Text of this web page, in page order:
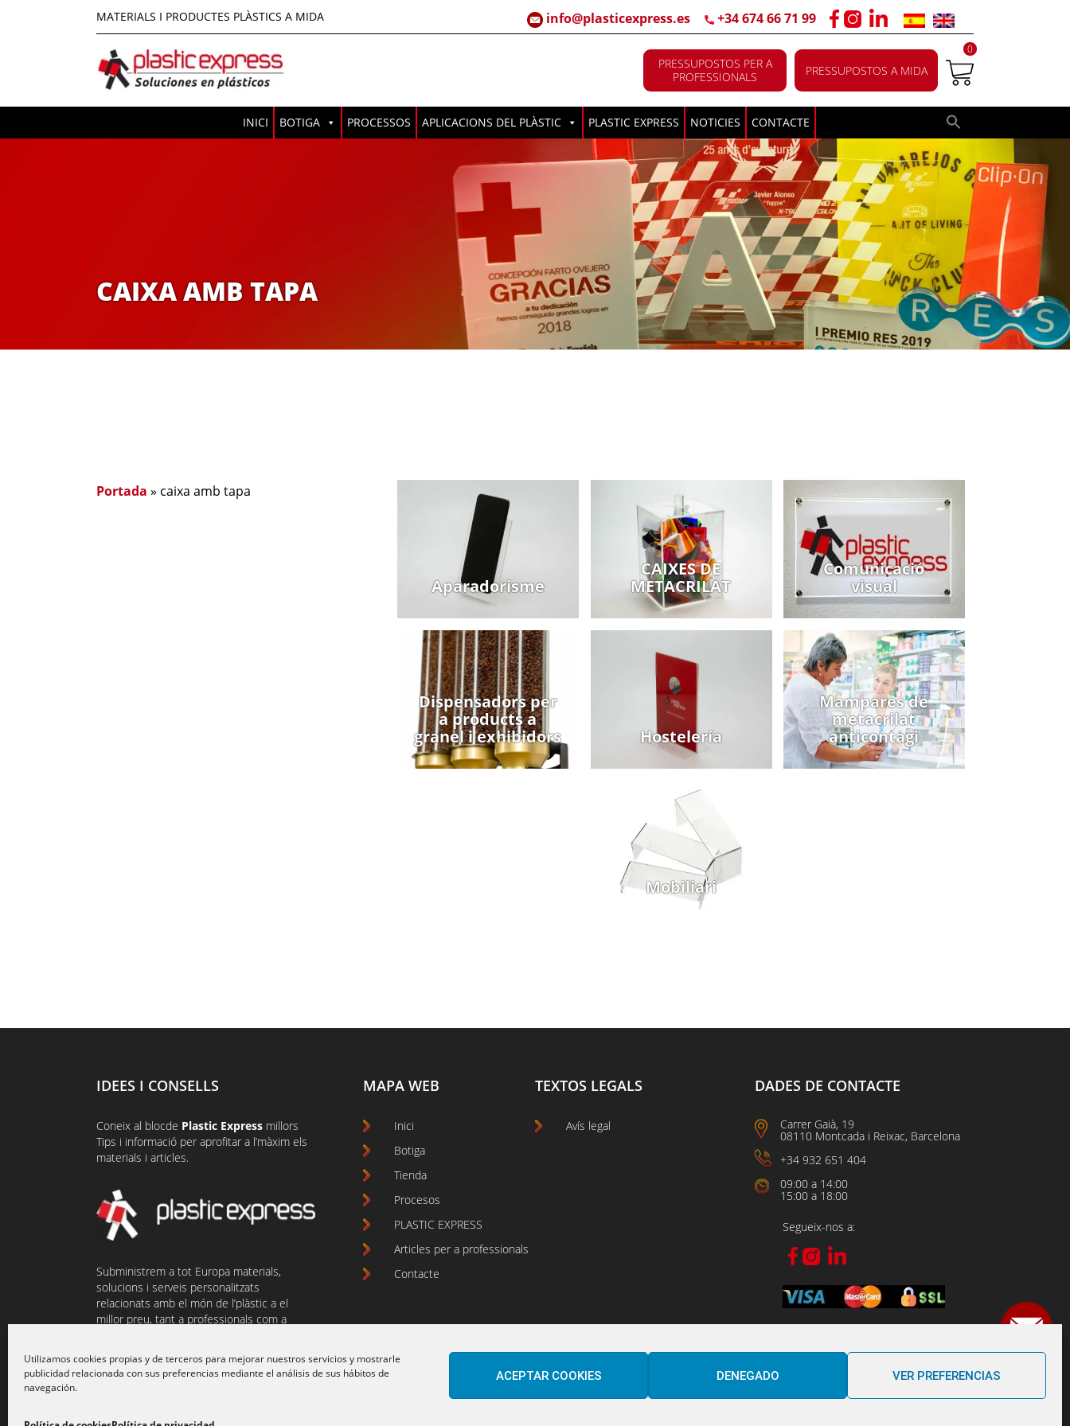
Utilizamos cookies propias y de terceros para mejorar nuestros servicios y mostrarle
publicidad relacionada con sus preferencias mediante el análisis de sus hábitos de
navegación.
ACEPTAR COOKIES DENEGADO VER PREFERENCIAS
MATERIALS I PRODUCTES PLÀSTICS A MIDA info@plasticexpress.es +34 674 66 71 99
PRESSUPOSTOS PER A
PROFESSIONALS
PRESSUPOSTOS A MIDA
0
INICI BOTIGA PROCESSOS APLICACIONS DEL PLÀSTIC PLASTIC EXPRESS NOTICIES CONTACTE
CAIXA AMB TAPA
Portada » caixa amb tapa
Aparadorisme
CAIXES DE
METACRILAT
Comunicació
visual
Dispensadors per
a products a
granel i exhibidors
Hostelería
Mampares de
metacrilat
anticontagi
Mobiliari
IDEES I CONSELLS
Coneix al blocde Plastic Expressmillors
Tips i informació per aprofitar a l’màxim els
materials i articles.
Subministrem a tot Europa materials,
solucions i serveis personalitzats
relacionats amb el món de l’plàstic a el
millor preu, tant a professionals com a
MAPA WEB
Inici
Botiga
Tienda
Procesos
PLASTIC EXPRESS
Articles per a professionals
Contacte
TEXTOS LEGALS
Avís legal
DADES DE CONTACTE
Carrer Gaià, 19
08110 Montcada i Reixac, Barcelona
+34 932 651 404
09:00 a 14:00
15:00 a 18:00
Segueix-nos a: